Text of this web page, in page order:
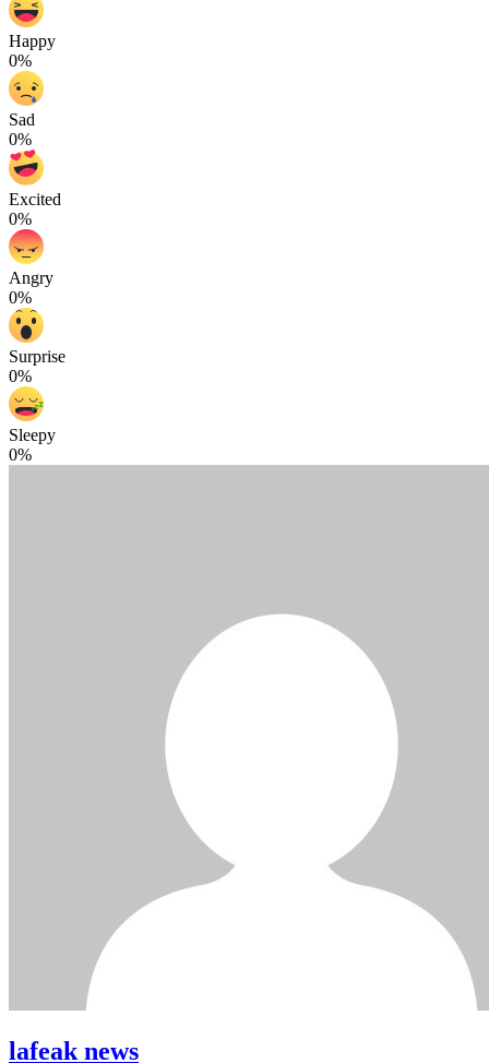
Happy
0%
Sad
0%
Excited
0%
Angry
0%
Surprise
0%
Sleepy
0%
lafeak news